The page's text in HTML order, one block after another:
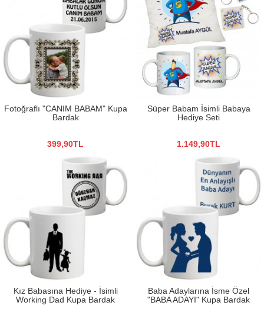
Fotoğraflı "CANIM BABAM" Kupa
Bardak
399,90TL
Süper Babam İsimli Babaya
Hediye Seti
1.149,90TL
Kız Babasına Hediye - İsimli
Working Dad Kupa Bardak
Baba Adaylarına İsme Özel
"BABA ADAYI" Kupa Bardak